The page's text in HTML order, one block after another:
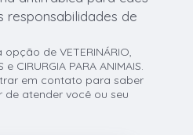
responsabilidades de
de VETERINÁRIO,
e CIRURGIA PARA ANIMAIS.
em contato para saber
de atender você ou seu